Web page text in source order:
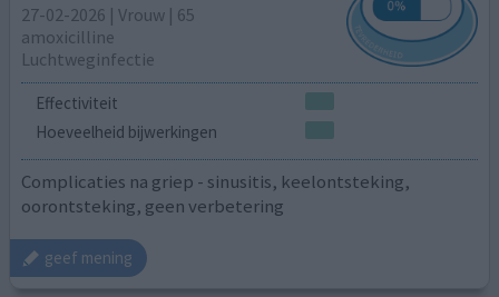
27-02-2026 | Vrouw | 65
amoxicilline
Luchtweginfectie
Effectiviteit
Hoeveelheid bijwerkingen
Complicaties na griep - sinusitis, keelontsteking,
oorontsteking, geen verbetering
geef mening